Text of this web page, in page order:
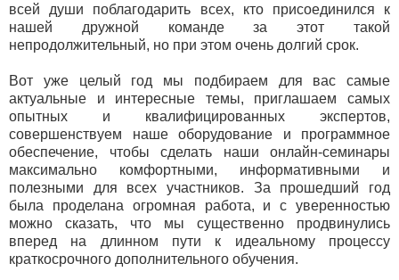
всей души поблагодарить всех, кто присоединился к
нашей дружной команде за этот такой
непродолжительный, но при этом очень долгий срок.
Вот уже целый год мы подбираем для вас самые
актуальные и интересные темы, приглашаем самых
опытных и квалифицированных экспертов,
совершенствуем наше оборудование и программное
обеспечение, чтобы сделать наши онлайн-семинары
максимально комфортными, информативными и
полезными для всех участников. За прошедший год
была проделана огромная работа, и с уверенностью
можно сказать, что мы существенно продвинулись
вперед на длинном пути к идеальному процессу
краткосрочного дополнительного обучения.